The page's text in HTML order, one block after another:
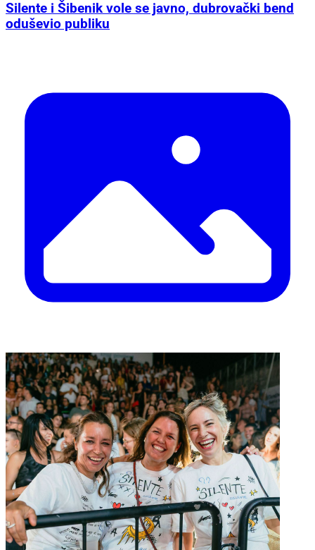
Silente i Šibenik vole se javno, dubrovački bend
oduševio publiku